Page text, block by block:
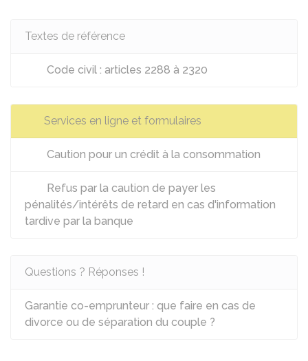
Textes de référence
Code civil : articles 2288 à 2320
Services en ligne et formulaires
Caution pour un crédit à la consommation
Refus par la caution de payer les
pénalités/intérêts de retard en cas d'information
tardive par la banque
Questions ? Réponses !
Garantie co-emprunteur : que faire en cas de
divorce ou de séparation du couple ?